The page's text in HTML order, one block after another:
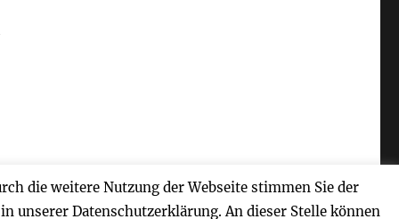
die weitere Nutzung der Webseite stimmen Sie der
unserer Datenschutzerklärung. An dieser Stelle können